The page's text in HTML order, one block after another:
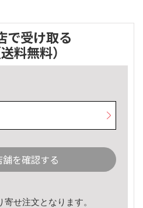
で受け取る
送料無料）
を確認する
せ注文となります。